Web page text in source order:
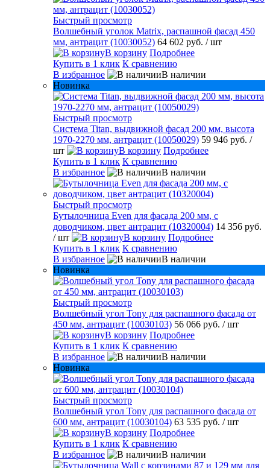
Быстрый просмотр
Волшебный уголок Matrix, распашной фасад 450
мм, антрацит (10030052) 64 602 руб. / шт
В корзину Подробнее
Купить в 1 клик К сравнению
В избранное
В наличии
Новинка
Быстрый просмотр
Система Titan, выдвижной фасад 200 мм, высота
1970-2270 мм, антрацит (10050029) 59 946 руб. /
шт
В корзину Подробнее
Купить в 1 клик К сравнению
В избранное
В наличии
Быстрый просмотр
Бутылочница Even для фасада 200 мм, с
доводчиком, цвет антрацит (10320004) 14 356 руб.
/ шт
В корзину Подробнее
Купить в 1 клик К сравнению
В избранное
В наличии
Новинка
Быстрый просмотр
Волшебный угол Tony для распашного фасада от
450 мм, антрацит (10030103) 56 066 руб. / шт
В корзину Подробнее
Купить в 1 клик К сравнению
В избранное
В наличии
Новинка
Быстрый просмотр
Волшебный угол Tony для распашного фасада от
600 мм, антрацит (10030104) 63 535 руб. / шт
В корзину Подробнее
Купить в 1 клик К сравнению
В избранное
В наличии